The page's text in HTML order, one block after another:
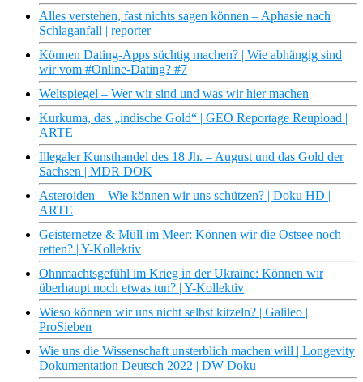
Alles verstehen, fast nichts sagen können – Aphasie nach
Schlaganfall | reporter
Können Dating-Apps süchtig machen? | Wie abhängig sind
wir vom #Online-Dating? #7
Weltspiegel – Wer wir sind und was wir hier machen
Kurkuma, das „indische Gold“ | GEO Reportage Reupload |
ARTE
Illegaler Kunsthandel des 18 Jh. – August und das Gold der
Sachsen | MDR DOK
Asteroiden – Wie können wir uns schützen? | Doku HD |
ARTE
Geisternetze & Müll im Meer: Können wir die Ostsee noch
retten? | Y-Kollektiv
Ohnmachtsgefühl im Krieg in der Ukraine: Können wir
überhaupt noch etwas tun? | Y-Kollektiv
Wieso können wir uns nicht selbst kitzeln? | Galileo |
ProSieben
Wie uns die Wissenschaft unsterblich machen will | Longevity
Dokumentation Deutsch 2022 | DW Doku